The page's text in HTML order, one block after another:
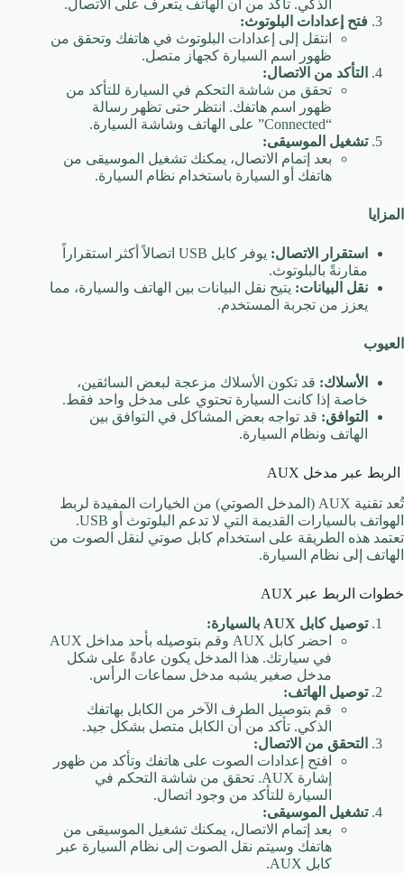
الذكي. تأكد من أن الهاتف يتعرف على الاتصال.
فتح إعدادات البلوتوث:
انتقل إلى إعدادات البلوتوث في هاتفك وتحقق من
ظهور اسم السيارة كجهاز متصل.
التأكد من الاتصال:
تحقق من شاشة التحكم في السيارة للتأكد من
ظهور اسم هاتفك. انتظر حتى تظهر رسالة
“Connected” على الهاتف وشاشة السيارة.
تشغيل الموسيقى:
بعد إتمام الاتصال، يمكنك تشغيل الموسيقى من
هاتفك أو السيارة باستخدام نظام السيارة.
المزايا
استقرار الاتصال:
يوفر كابل USB اتصالاً أكثر استقراراً
مقارنةً بالبلوتوث.
نقل البيانات: يتيح نقل البيانات بين الهاتف والسيارة، مما
يعزز من تجربة المستخدم.
العيوب
الأسلاك: قد تكون الأسلاك مزعجة لبعض السائقين،
خاصة إذا كانت السيارة تحتوي على مدخل واحد فقط.
التوافق: قد تواجه بعض المشاكل في التوافق بين
الهاتف ونظام السيارة.
الربط عبر مدخل AUX
تُعد تقنية AUX (المدخل الصوتي) من الخيارات المفيدة لربط
الهواتف بالسيارات القديمة التي لا تدعم البلوتوث أو USB.
تعتمد هذه الطريقة على استخدام كابل صوتي لنقل الصوت من
الهاتف إلى نظام السيارة.
خطوات الربط عبر AUX
توصيل كابل AUX بالسيارة:
احضر كابل AUX وقم بتوصيله بأحد مداخل AUX
في سيارتك. هذا المدخل يكون عادةً على شكل
مدخل صغير يشبه مدخل سماعات الرأس.
توصيل الهاتف:
قم بتوصيل الطرف الآخر من الكابل بهاتفك
الذكي. تأكد من أن الكابل متصل بشكل جيد.
التحقق من الاتصال:
افتح إعدادات الصوت على هاتفك وتأكد من ظهور
إشارة AUX. تحقق من شاشة التحكم في
السيارة للتأكد من وجود اتصال.
تشغيل الموسيقى:
بعد إتمام الاتصال، يمكنك تشغيل الموسيقى من
هاتفك وسيتم نقل الصوت إلى نظام السيارة عبر
كابل AUX.